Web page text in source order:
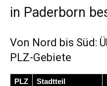
in Paderborn
Von Nord bis Süd:
PLZ-Gebiete
PLZ Stadtteil